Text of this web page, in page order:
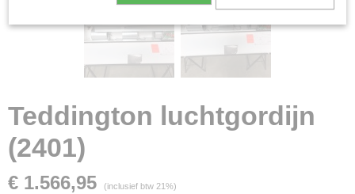
Teddington luchtgordijn
(2401)
€ 1.566,95 (inclusief btw 21%)